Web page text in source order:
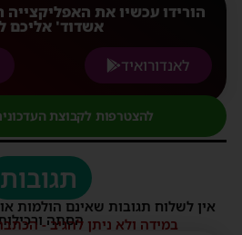
הורידו עכשיו את
אשדוד' אליכם
לאנדורואיד
להצטרפות לקבוצת
תגובות
אין לשלוח תגובות שאינם הולמות
הסתה
במידה ולא ניתן להגיב -